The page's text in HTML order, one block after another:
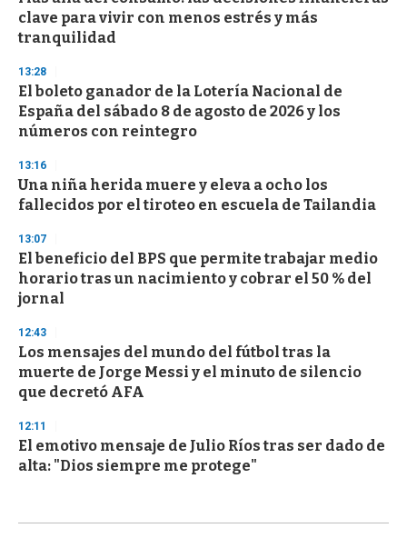
clave para vivir con menos estrés y más
tranquilidad
13:28
El boleto ganador de la Lotería Nacional de
España del sábado 8 de agosto de 2026 y los
números con reintegro
13:16
Una niña herida muere y eleva a ocho los
fallecidos por el tiroteo en escuela de Tailandia
13:07
El beneficio del BPS que permite trabajar medio
horario tras un nacimiento y cobrar el 50 % del
jornal
12:43
Los mensajes del mundo del fútbol tras la
muerte de Jorge Messi y el minuto de silencio
que decretó AFA
12:11
El emotivo mensaje de Julio Ríos tras ser dado de
alta: "Dios siempre me protege"